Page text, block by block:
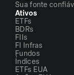
Sua fonte
Ativos
ETFs
BDRs
FIIs
FI Infras
Fundos
Índices
ETFs EUA